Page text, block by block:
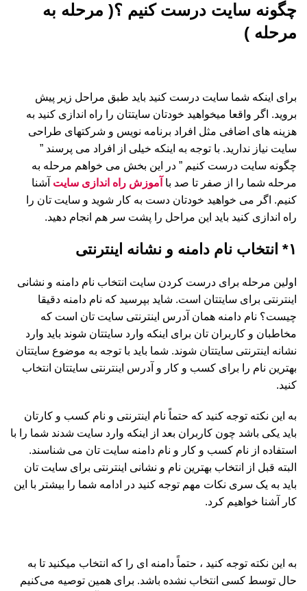
چگونه سایت درست کنیم ؟( مرحله به
مرحله )
برای اینکه شما سایت درست کنید باید طبق مراحل زیر پیش
بروید. اگر واقعا میخواهید خودتان سایتتان را راه اندازی کنید به
هزینه های اضافی مثل افراد برنامه نویس و شرکتهای طراحی
سایت نیاز ندارید. با توجه به اینکه خیلی از افراد می پرسند ”
چگونه سایت درست کنیم ” در این بخش می خواهم مرحله به
مرحله شما را از صفر تا صد با آموزش راه اندازی سایت آشنا
کنیم. اگر می خواهید خودتان دست به کار شوید و سایت تان را
راه اندازی کنید باید این مراحل را پشت سر هم انجام دهید.
۱* انتخاب نام دامنه و نشانه اینترنتی
اولین مرحله برای درست کردن سایت انتخاب نام دامنه و نشانی
اینترنتی برای سایتتان است. شاید بپرسید که نام دامنه دقیقا
چیست؟ نام دامنه همان آدرس اینترنتی سایت تان است که
مخاطبان و کاربران تان برای اینکه وارد سایتتان شوند باید وارد
نشانه اینترنتی سایتتان شوند. شما باید با توجه به موضوع سایتتان
بهترین نام را برای کسب و کار و آدرس اینترنتی سایتتان انتخاب
کنید.
به این نکته توجه کنید که حتماً نام اینترنتی و نام کسب و کارتان
باید یکی باشد چون کاربران بعد از اینکه وارد سایت شدند شما را با
استفاده از نام کسب و کار و نام دامنه سایت تان می شناسند.
البته قبل از انتخاب بهترین نام و نشانی اینترنتی برای سایت تان
باید به یک سری نکات مهم توجه کنید در ادامه شما را بیشتر با این
کار آشنا خواهیم کرد.
به این نکته توجه کنید ، حتماً دامنه ای را که انتخاب میکنید تا به
حال توسط کسی انتخاب نشده باشد. برای همین توصیه می‌کنیم